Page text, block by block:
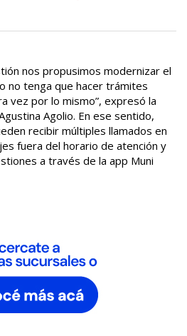
nos propusimos modernizar el
no tenga que hacer trámites
vez por lo mismo”, expresó la
Agolio. En ese sentido,
recibir múltiples llamados en
fuera del horario de atención y
a través de la app Muni